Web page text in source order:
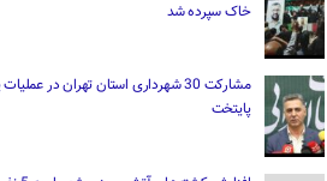
خاک سپرده شد
مشارکت 30 شهرداری استان تهران در
پایتخت